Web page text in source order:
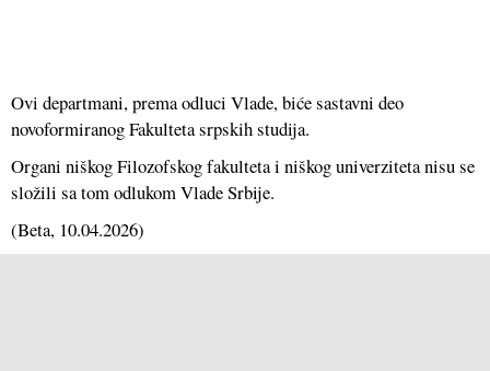
Ovi departmani, prema odluci Vlade, biće sastavni deo
novoformiranog Fakulteta srpskih studija.
Organi niškog Filozofskog fakulteta i niškog univerziteta nisu se
složili sa tom odlukom Vlade Srbije.
(Beta, 10.04.2026)